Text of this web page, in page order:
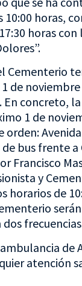
horas,
horas
Cementerio
de
concreto,
1 de
bus frente
Francisco
y
de
serán
de
atención